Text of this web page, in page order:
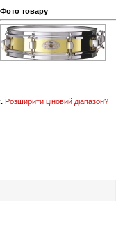
Фото товару
Розширити ціновий діапазон?